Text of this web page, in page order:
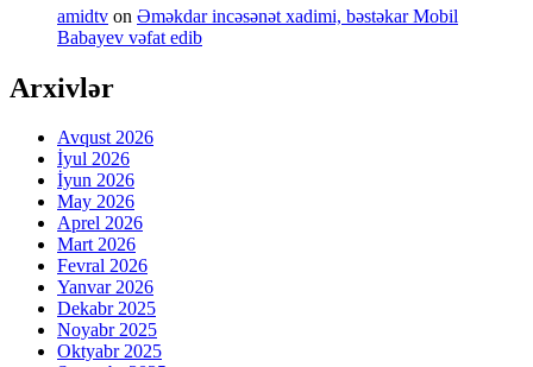
amidtv on Əməkdar incəsənət xadimi, bəstəkar Mobil
Babayev vəfat edib
Arxivlər
Avqust 2026
İyul 2026
İyun 2026
May 2026
Aprel 2026
Mart 2026
Fevral 2026
Yanvar 2026
Dekabr 2025
Noyabr 2025
Oktyabr 2025